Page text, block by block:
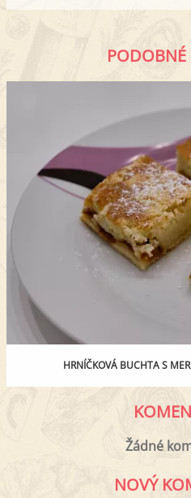
PODOBNÉ
HRNÍČKOVÁ BUCHTA S
Žádné
NOVÝ